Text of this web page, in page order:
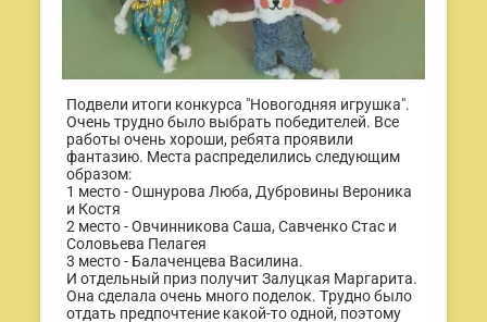
Подвели итоги конкурса "Новогодняя игрушка".
Очень трудно было выбрать победителей. Все
работы очень хороши, ребята проявили
фантазию. Места распределились следующим
образом:
1 место - Ошнурова Люба, Дубровины Вероника
и Костя
2 место - Овчинникова Саша, Савченко Стас и
Соловьева Пелагея
3 место - Балаченцева Василина.
И отдельный приз получит Залуцкая Маргарита.
Она сделала очень много поделок. Трудно было
отдать предпочтение какой-то одной, поэтому